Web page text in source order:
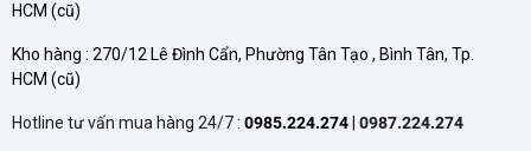
Kích thước 1500
1m5,tủ bàn đông BL-1500cung cấp một diện tích mặt
phẳng rộng rãi bằng Inox. Đầu bếp có thể tận dụng bề
mặt này để thực hiện các thao tác cắt thái, soạn chia món
HCM (cũ)
Kho hàng : 270/12 Lê Đình Cẩn, Phường Tân Tạo , Bình Tân, Tp.
HCM (cũ)
Hotline tư vấn mua hàng 24/7 : 0985.224.274 0987.224.274